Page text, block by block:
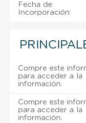
Fecha de
Incorporación:
Compre este
para acceder a la
información.
Compre este
para acceder a la
información.